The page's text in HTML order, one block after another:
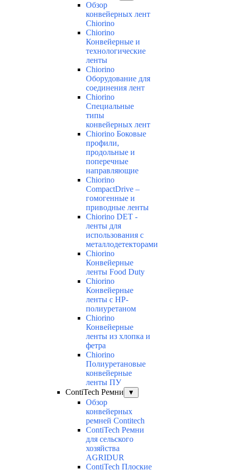
Обзор
конвейерных лент
Chiorino
Chiorino
Конвейерные и
технологические
ленты
Chiorino
Оборудование для
соединения лент
Chiorino
Специальные
типы
конвейерных лент
Chiorino Боковые
профили,
продольные и
поперечные
направляющие
Chiorino
CompactDrive –
гомогенные и
приводные ленты
Chiorino DET -
ленты для
использования с
металлодетекторами
Chiorino
Конвейерные
ленты Food Duty
Chiorino
Конвейерные
ленты с НР-
полиуретаном
Chiorino
Конвейерные
ленты из хлопка и
фетра
Chiorino
Полиуретановые
конвейерные
ленты ПУ
ContiTech Ремни
▼
Обзор
конвейерных
ремней Contitech
ContiTech Ремни
для сельского
хозяйства
AGRIDUR
ContiTech Плоские